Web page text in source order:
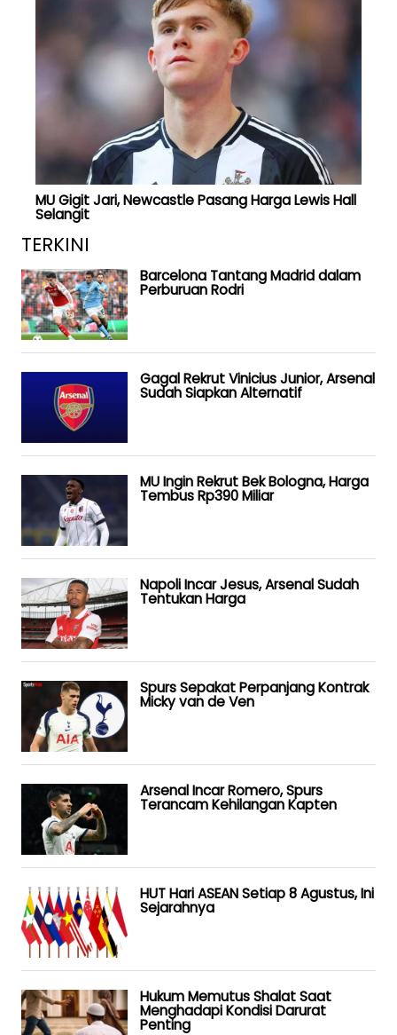
MU Gigit Jari, Newcastle Pasang Harga Lewis Hall
Selangit
TERKINI
Barcelona Tantang Madrid dalam
Perburuan Rodri
Gagal Rekrut Vinicius Junior, Arsenal
Sudah Siapkan Alternatif
MU Ingin Rekrut Bek Bologna, Harga
Tembus Rp390 Miliar
Napoli Incar Jesus, Arsenal Sudah
Tentukan Harga
Spurs Sepakat Perpanjang Kontrak
Micky van de Ven
Arsenal Incar Romero, Spurs
Terancam Kehilangan Kapten
HUT Hari ASEAN Setiap 8 Agustus, Ini
Sejarahnya
Hukum Memutus Shalat Saat
Menghadapi Kondisi Darurat
Penting